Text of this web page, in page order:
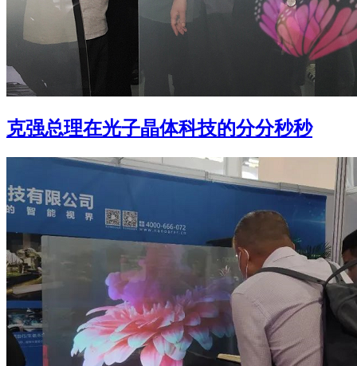
克强总理在光子晶体科技的分分秒秒